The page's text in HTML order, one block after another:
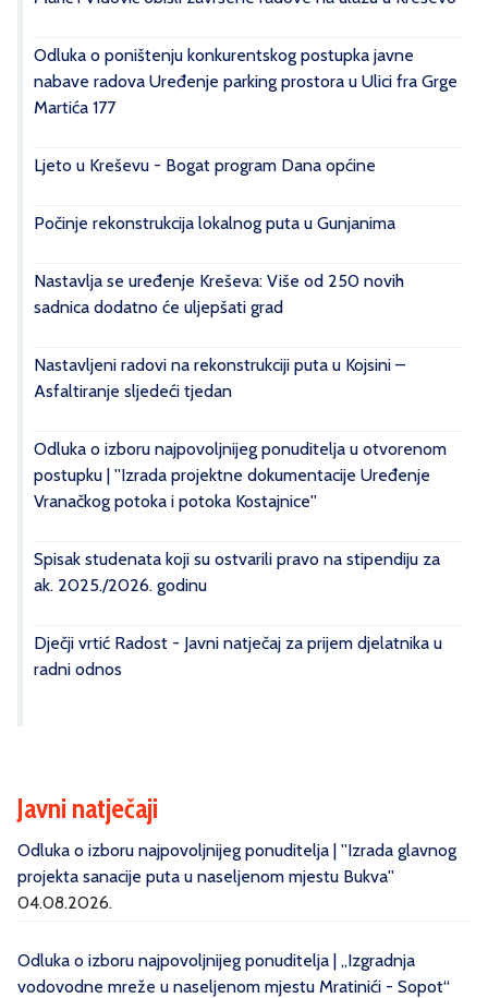
Odluka o poništenju konkurentskog postupka javne
nabave radova Uređenje parking prostora u Ulici fra Grge
Martića 177
Ljeto u Kreševu - Bogat program Dana općine
Počinje rekonstrukcija lokalnog puta u Gunjanima
Nastavlja se uređenje Kreševa: Više od 250 novih
sadnica dodatno će uljepšati grad
Nastavljeni radovi na rekonstrukciji puta u Kojsini –
Asfaltiranje sljedeći tjedan
Odluka o izboru najpovoljnijeg ponuditelja u otvorenom
postupku | ''Izrada projektne dokumentacije Uređenje
Vranačkog potoka i potoka Kostajnice''
Spisak studenata koji su ostvarili pravo na stipendiju za
ak. 2025./2026. godinu
Dječji vrtić Radost - Javni natječaj za prijem djelatnika u
radni odnos
Javni natječaji
Odluka o izboru najpovoljnijeg ponuditelja | ''Izrada glavnog
projekta sanacije puta u naseljenom mjestu Bukva''
04.08.2026.
Odluka o izboru najpovoljnijeg ponuditelja | „Izgradnja
vodovodne mreže u naseljenom mjestu Mratinići - Sopot“